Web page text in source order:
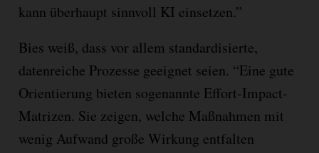
kann überhaupt sinnvoll KI einsetzen.”
Bies weiß, dass vor allem standardisierte,
datenreiche Prozesse geeignet seien. “Eine gute
Orientierung bieten sogenannte Effort-Impact-
Matrizen. Sie zeigen, welche Maßnahmen mit
wenig Aufwand große Wirkung entfalten